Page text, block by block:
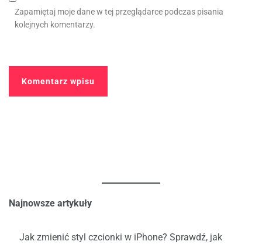
Zapamiętaj moje dane w tej przeglądarce podczas pisania
kolejnych komentarzy.
Najnowsze artykuły
Jak zmienić styl czcionki w iPhone? Sprawdź, jak